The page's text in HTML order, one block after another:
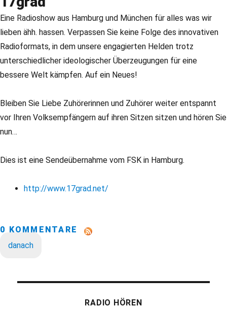
Eine Radioshow aus Hamburg und München für alles was wir
lieben ähh. hassen. Verpassen Sie keine Folge des innovativen
Radioformats, in dem unsere engagierten Helden trotz
unterschiedlicher ideologischer Überzeugungen für eine
bessere Welt kämpfen. Auf ein Neues!
Bleiben Sie Liebe Zuhörerinnen und Zuhörer weiter entspannt
vor Ihren Volksempfängern auf ihren Sitzen sitzen und hören Sie
nun…
Dies ist eine Sendeübernahme vom FSK in Hamburg.
http://www.17grad.net/
0 KOMMENTARE
danach
RADIO HÖREN